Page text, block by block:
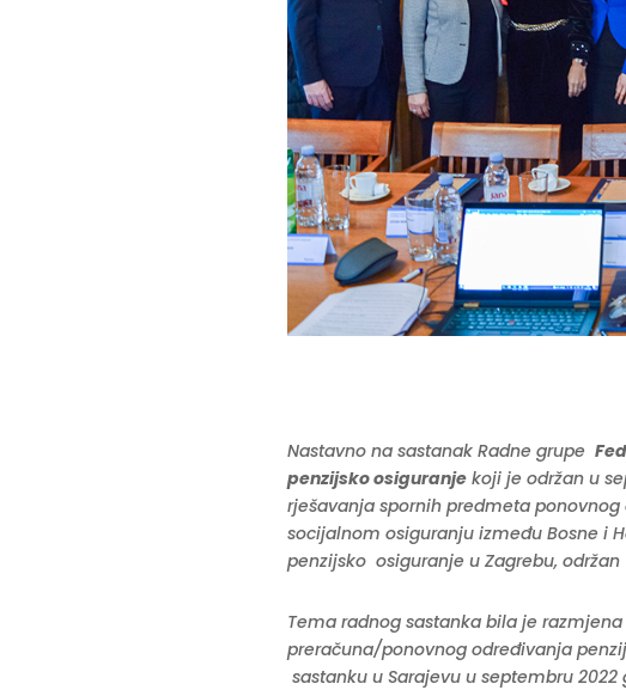
Nastavno na sastanak Radne grupe
penzijsko osiguranje koji je održan u
rješavanja spornih predmeta
socijalnom osiguranju između Bosne i
penzijsko osiguranje u Zagrebu,
Tema radnog sastanka bila je
preračuna/ponovnog određivanja
sastanku u Sarajevu u septembru